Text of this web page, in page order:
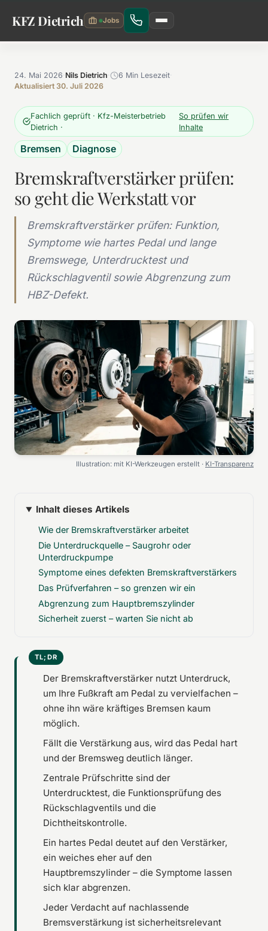
Zum Hauptinhalt springen
KFZ Dietrich
24. Mai 2026· Nils Dietrich· 6 Min Lesezeit·
Aktualisiert 30. Juli 2026
Fachlich geprüft · Kfz-Meisterbetrieb
Dietrich ·
So prüfen wir
Inhalte
Bremsen Diagnose
Bremskraftverstärker prüfen:
so geht die Werkstatt vor
Bremskraftverstärker prüfen: Funktion,
Symptome wie hartes Pedal und lange
Bremswege, Unterdrucktest und
Rückschlagventil sowie Abgrenzung zum
HBZ-Defekt.
Illustration: mit KI-Werkzeugen erstellt · KI-Transparenz
Inhalt dieses Artikels
Wie der Bremskraftverstärker arbeitet
Die Unterdruckquelle – Saugrohr oder
Unterdruckpumpe
Symptome eines defekten Bremskraftverstärkers
Das Prüfverfahren – so grenzen wir ein
Abgrenzung zum Hauptbremszylinder
Sicherheit zuerst – warten Sie nicht ab
Der Bremskraftverstärker nutzt Unterdruck,
um Ihre Fußkraft am Pedal zu vervielfachen –
ohne ihn wäre kräftiges Bremsen kaum
möglich.
Fällt die Verstärkung aus, wird das Pedal hart
und der Bremsweg deutlich länger.
Zentrale Prüfschritte sind der
Unterdrucktest, die Funktionsprüfung des
Rückschlagventils und die
Dichtheitskontrolle.
Ein hartes Pedal deutet auf den Verstärker,
ein weiches eher auf den
Hauptbremszylinder – die Symptome lassen
sich klar abgrenzen.
Jeder Verdacht auf nachlassende
Bremsverstärkung ist sicherheitsrelevant